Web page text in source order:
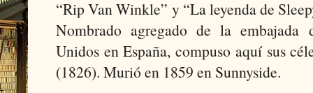
“Rip Van Winkle” y “La leyenda de
Nombrado agregado de la embajada
Unidos en España, compuso aquí sus
(1826). Murió en 1859 en Sunnyside.